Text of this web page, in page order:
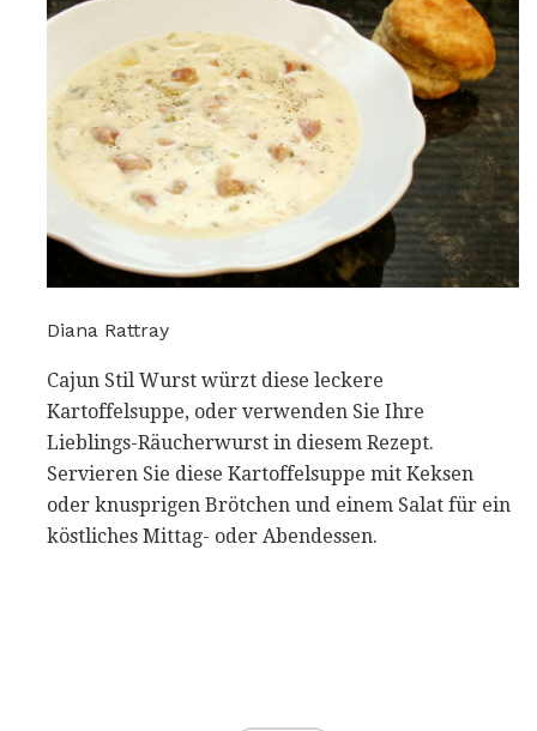
Diana Rattray
Cajun Stil Wurst würzt diese leckere
Kartoffelsuppe, oder verwenden Sie Ihre
Lieblings-Räucherwurst in diesem Rezept.
Servieren Sie diese Kartoffelsuppe mit Keksen
oder knusprigen Brötchen und einem Salat für ein
köstliches Mittag- oder Abendessen.